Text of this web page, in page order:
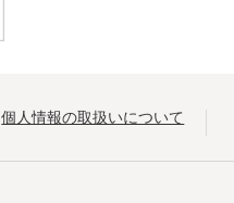
個人情報の取扱いについて